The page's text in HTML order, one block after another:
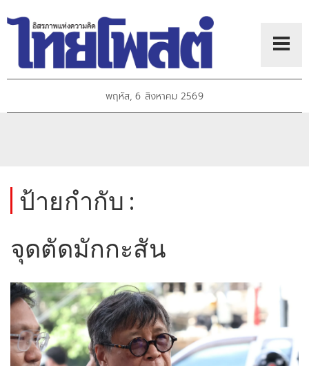
พฤหัส, 6 สิงหาคม 2569
ป้ายกำกับ :
จุดตัดมักกะสัน